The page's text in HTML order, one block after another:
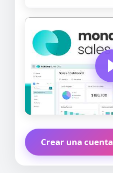
Crear una cuenta